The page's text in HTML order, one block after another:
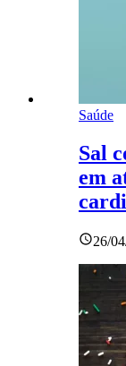
Saúde
Sal
em
26/